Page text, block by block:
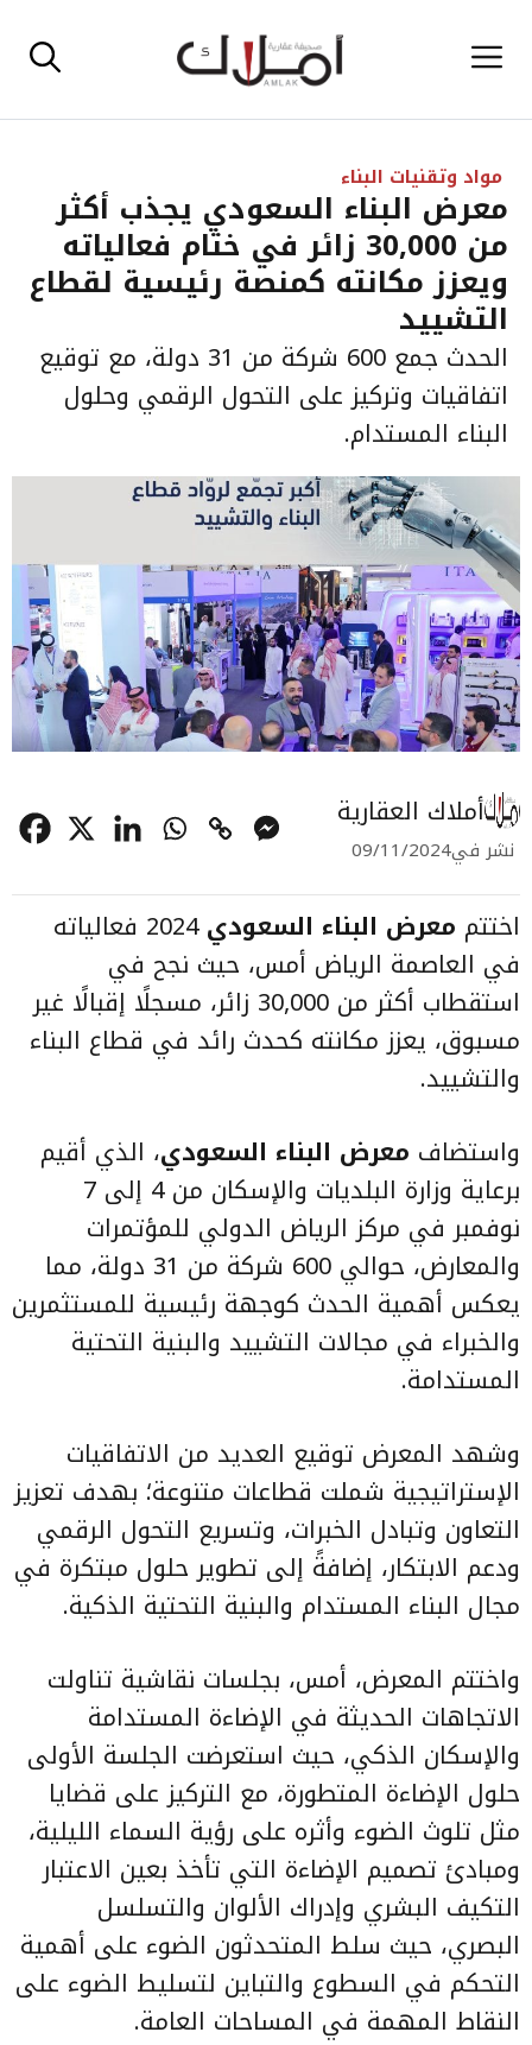
إلى القائمة
مواد وتقنيات البناء
معرض البناء السعودي يجذب أكثر
من 30,000 زائر في ختام فعالياته
ويعزز مكانته كمنصة رئيسية لقطاع
التشييد
الحدث جمع 600 شركة من 31 دولة، مع توقيع
اتفاقيات وتركيز على التحول الرقمي وحلول
البناء المستدام.
أملاك العقارية
نشر في09/11/2024
اختتم معرض البناء السعودي
2024 فعالياته
في العاصمة الرياض أمس، حيث نجح في
استقطاب أكثر من 30,000 زائر، مسجلًا إقبالًا غير
مسبوق، يعزز مكانته كحدث رائد في قطاع البناء
والتشييد.
واستضاف معرض البناء السعودي، الذي أقيم
برعاية وزارة البلديات والإسكان من 4 إلى 7
نوفمبر في مركز الرياض الدولي للمؤتمرات
والمعارض، حوالي 600 شركة من 31 دولة، مما
يعكس أهمية الحدث كوجهة رئيسية للمستثمرين
والخبراء في مجالات التشييد والبنية التحتية
المستدامة.
وشهد المعرض توقيع العديد من الاتفاقيات
الإستراتيجية شملت قطاعات متنوعة؛ بهدف تعزيز
التعاون وتبادل الخبرات، وتسريع التحول الرقمي
ودعم الابتكار، إضافةً إلى تطوير حلول مبتكرة في
مجال البناء المستدام والبنية التحتية الذكية.
واختتم المعرض، أمس، بجلسات نقاشية تناولت
الاتجاهات الحديثة في الإضاءة المستدامة
والإسكان الذكي، حيث استعرضت الجلسة الأولى
حلول الإضاءة المتطورة، مع التركيز على قضايا
مثل تلوث الضوء وأثره على رؤية السماء الليلية،
ومبادئ تصميم الإضاءة التي تأخذ بعين الاعتبار
التكيف البشري وإدراك الألوان والتسلسل
البصري، حيث سلط المتحدثون الضوء على أهمية
التحكم في السطوع والتباين لتسليط الضوء على
النقاط المهمة في المساحات العامة.